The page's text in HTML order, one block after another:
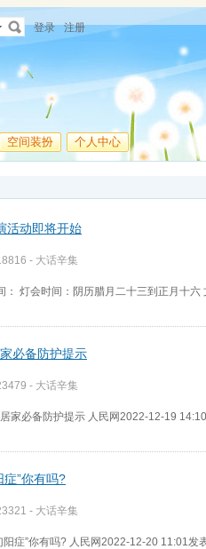
登录 注册
空间装扮 个人中心
活动即将开始
- 大话辛集
： 灯会时间：阴历腊月二十三到正月十六
必备防护提示
- 大话辛集
家必备防护提示 人民网2022-12-19
症”你有吗?
- 大话辛集
阳症”你有吗? 人民网2022-12-20 11:01发